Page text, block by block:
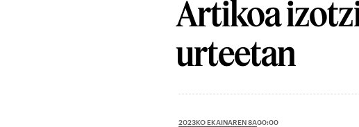
Artikoa
urteetan
2023KO EKAINAREN 8A00:00